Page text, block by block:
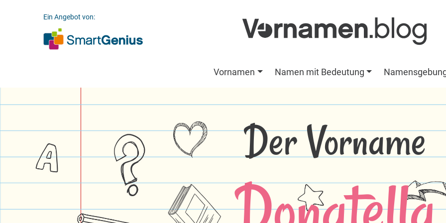
Ein Angebot von:
Vornamen Namen mit Bedeutung
Der Vorname